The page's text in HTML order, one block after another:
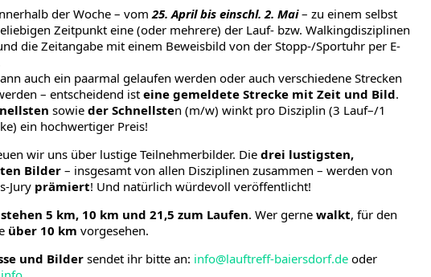
der Woche – vom25. April bis einschl. 2. Mai– zu einem selbst
Zeitpunkt eine (oder mehrere) der Lauf- bzw. Walkingdisziplinen
die Zeitangabe mit einem Beweisbild von der Stopp-/Sportuhr per E-
auch ein paarmal gelaufen werden oder auch verschiedene Strecken
– entscheidend ist eine gemeldete Strecke mit Zeit und Bild.
sowie der Schnellsten (m/w) winkt pro Disziplin (3 Lauf–/1
ein hochwertiger Preis!
wir uns über lustige Teilnehmerbilder. Die drei lustigsten,
Bilder – insgesamt von allen Disziplinen zusammen – werden von
Jury prämiert! Und natürlich würdevoll veröffentlicht!
5 km, 10 km und 21,5 zum Laufen. Wer gerne walkt, für den
über 10 km vorgesehen.
und Bilder sendet ihr bitte an: info@lauftreff-baiersdorf.de oder